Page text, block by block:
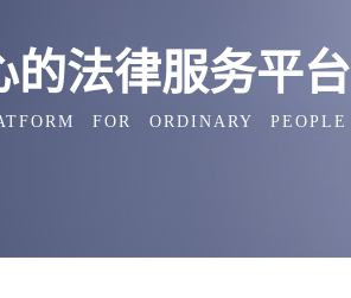
的法律服务平台
FOR ORDINARY PEOPLE